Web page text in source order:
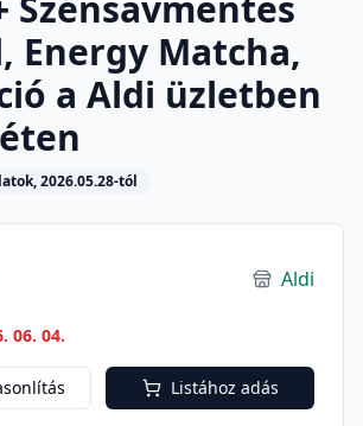
Energy Matcha,
a Aldi üzletben
2026.05.28-tól
Aldi
06. 04.
Listához adás